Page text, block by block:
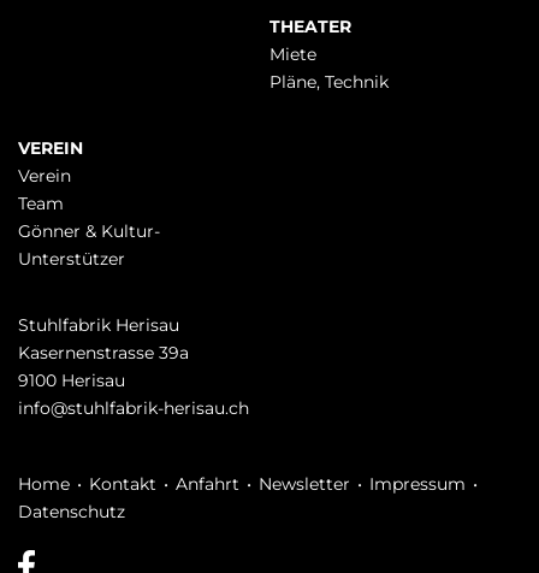
THEATER
Miete
Pläne, Technik
VEREIN
Verein
Team
Gönner & Kultur-
Unterstützer
Stuhlfabrik Herisau
Kasernenstrasse 39a
9100 Herisau
info@stuhlfabrik-herisau.ch
Navigation
überspringen
Home Kontakt Anfahrt Newsletter
Impressum
Datenschutz